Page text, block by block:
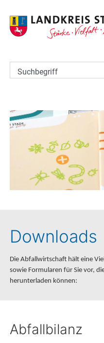
Suchbegriff
Downloads
Die Abfallwirtschaft hält eine
sowie Formularen für Sie vor,
herunterladen können:
Abfallbilanz